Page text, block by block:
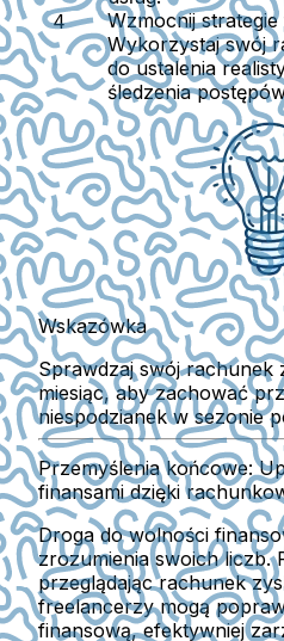
Wzmocnij
Wykorzystaj swój
do ustalenia
śledzenia
Wskazówka
Sprawdzaj swój rachunek
miesiąc, aby zachować
niespodzianek w sezonie
Przemyślenia końcowe:
finansami dzięki
Droga do wolności
zrozumienia swoich liczb.
przeglądając rachunek
freelancerzy mogą
finansową, efektywniej